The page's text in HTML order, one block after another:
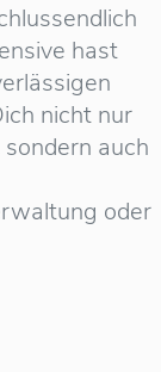
hast
nicht nur
auch
oder